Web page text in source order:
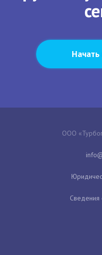
Начать
ООО
Сведения